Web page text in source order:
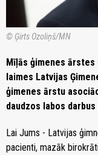
© Ģirts Ozoliņš/MN
Mīļās ģimenes ārstes
laimes Latvijas
ģimenes ārstu
daudzos labos
Lai Jums - Latvijas
pacienti, mazāk